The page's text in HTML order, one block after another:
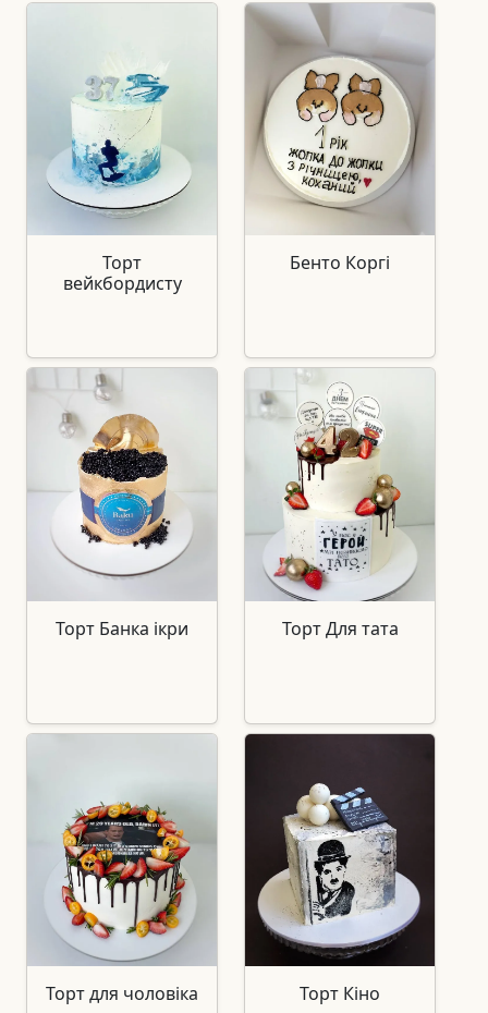
Торт
вейкбордисту
Бенто Коргі
Торт Банка ікри Торт Для тата
Торт для чоловіка Торт Кіно